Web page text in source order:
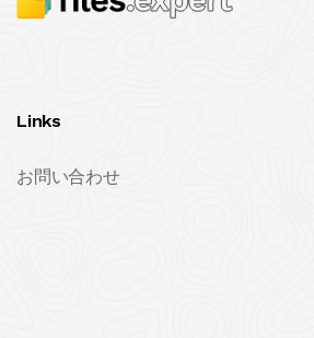
Links
お問い合わせ